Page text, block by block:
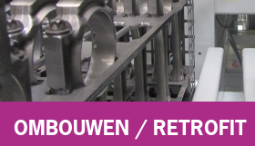
OMBOUWEN / RETROFIT